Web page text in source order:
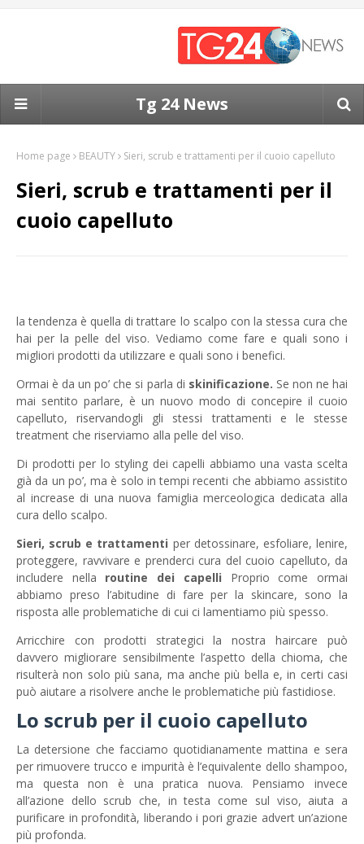
Tg 24 News
Home page BEAUTY Sieri, scrub e trattamenti per il cuoio capelluto
Sieri, scrub e trattamenti per il
cuoio capelluto
la tendenza è quella di trattare lo scalpo con la stessa cura che
hai per la pelle del viso. Vediamo come fare e quali sono i
migliori prodotti da utilizzare e quali sono i benefici.
Ormai è da un po’ che si parla di skinificazione. Se non ne hai
mai sentito parlare, è un nuovo modo di concepire il cuoio
capelluto, riservandogli gli stessi trattamenti e le stesse
treatment che riserviamo alla pelle del viso.
Di prodotti per lo styling dei capelli abbiamo una vasta scelta
già da un po’, ma è solo in tempi recenti che abbiamo assistito
al increase di una nuova famiglia merceologica dedicata alla
cura dello scalpo.
Sieri, scrub e trattamenti per detossinare, esfoliare, lenire,
proteggere, ravvivare e prenderci cura del cuoio capelluto, da
includere nella routine dei capelli Proprio come ormai
abbiamo preso l’abitudine di fare per la skincare, sono la
risposta alle problematiche di cui ci lamentiamo più spesso.
Arricchire con prodotti strategici la nostra haircare può
davvero migliorare sensibilmente l’aspetto della chioma, che
risulterà non solo più sana, ma anche più bella e, in certi casi
può aiutare a risolvere anche le problematiche più fastidiose.
Lo scrub per il cuoio capelluto
La detersione che facciamo quotidianamente mattina e sera
per rimuovere trucco e impurità è l’equivalente dello shampoo,
ma questa non è una pratica nuova. Pensiamo invece
all’azione dello scrub che, in testa come sul viso, aiuta a
purificare in profondità, liberando i pori grazie advert un’azione
più profonda.